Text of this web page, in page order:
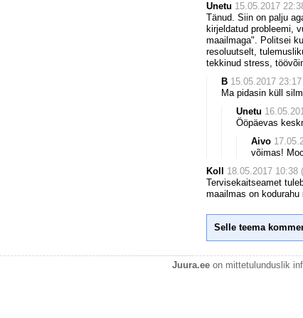
Unetu 15.05.2017
Tänud. Siin on palju
kirjeldatud probleemi,
maailmaga". Politsei
resoluutselt,
tekkinud stress,
B 15.05.2017
Ma pidasin küll
Unetu
Ööpäevas
Aivo
võimas!
Koll
18.05.2017 10:38
Tervisekaitseamet
maailmas on
Selle teema
Juura.eeon mittetulunduslik